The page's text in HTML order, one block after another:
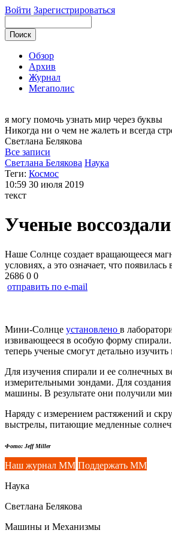
Войти Зарегистрироваться
Обзор
Архив
Журнал
Мегаполис
я могу помочь узнать мир через буквы
Никогда ни о чем не жалеть и всегда
Светлана Белякова
Все записи
Светлана Белякова Наука
Теги: Космос
10:59 30 июля 2019
текст
Ученые
Наше Солнце создает вращающееся
условиях, а это означает, что
2686 0 0
отправить по e-mail
Мини-Солнце установлено в
извивающееся в особую форму
теперь ученые смогут детально
Для изучения спирали и ее
измерительными зондами. Для
машины. В результате они получили
Наряду с измерением растяжений и
выстрелы, питающие медленные
Фото: Jeff Miller
Наш журнал ММ Поддержать ММ
Наука
Светлана Белякова
Машины и Механизмы